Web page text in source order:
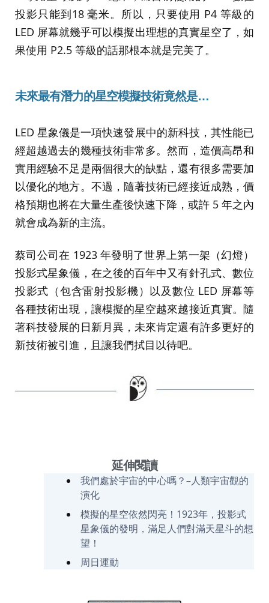
投影只能到18 毫米。所以，只要使用 P4 等級的
LED 屏幕就幾乎可以模擬出理想的真實星空了，如
果使用 P2.5 等級的話那根本就是完美了。
未來最有潛力的星空模擬技術竟然是…
LED 星象儀是一項快速發展中的新科技，其性能已
經超越過去的幾種技術非常多。然而，造價高昂和
實用經驗不足是兩個很大的缺點，還有很多需要加
以優化的地方。不過，隨著技術已經接近成熟，價
格預期也將在大量生產後快速下降，或許 5 年之內
就會成為新的主流。
蔡司公司在 1923 年發明了世界上第一架（幻燈）
投影式星象儀，在之後的百年中又有針孔式、數位
投影式（包含雷射投影機）以及數位 LED 屏幕等
各種技術出現，讓模擬的星空越來越接近真實。隨
著科技發展的日新月異，未來肯定還有許多更好的
新技術被引進，且讓我們拭目以待吧。
延伸閱讀
我們處於宇宙的中心嗎？–人類宇宙觀的
演化
模擬的星空依然閃亮！1923年，投影式
星象儀的發明，滿足人們對滿天星斗的想
望！
周日運動